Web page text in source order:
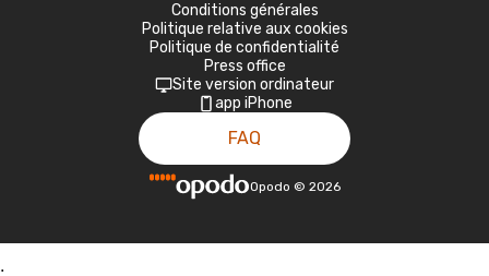
Conditions générales
Politique relative aux cookies
Politique de confidentialité
Press office
Site version ordinateur
app iPhone
FAQ
Opodo © 2026
;